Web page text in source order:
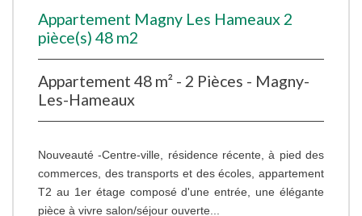
Appartement Magny Les Hameaux 2
pièce(s) 48 m2
Appartement 48 m² - 2 Pièces - Magny-
Les-Hameaux
Nouveauté -Centre-ville, résidence récente, à pied des
commerces, des transports et des écoles, appartement
T2 au 1er étage composé d'une entrée, une élégante
pièce à vivre salon/séjour ouverte...